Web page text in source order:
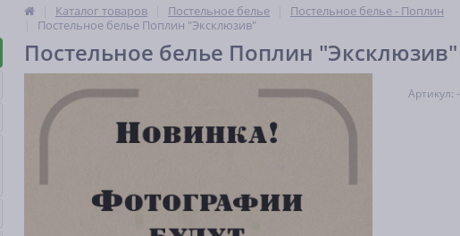
Каталог товаров Постельное белье
Постельное белье - Поплин
Постельное белье Поплин "Эксклюзив"
Постельное белье Поплин "Эксклюзив"
Артикул: -